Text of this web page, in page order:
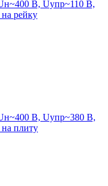
В, Uупр~110 В,
рейку
В, Uупр~380 В,
плиту